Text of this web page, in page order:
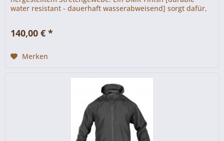
water resistant - dauerhaft wasserabweisend] sorgt dafür,
140,00 € *
Merken